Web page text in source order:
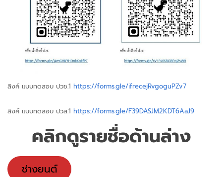
ลิงค์ แบบทดสอบ ปวช.1 https://forms.gle/ifrecejRvgoguPZv7
ลิงค์ แบบทดสอบ ปวส.1 https://forms.gle/F39DASJM2KDT6AaJ9
คลิกดูรายชื่อด้านล่าง
ช่างยนต์